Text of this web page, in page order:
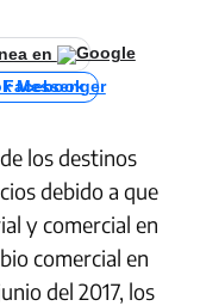
en
Facebook
los destinos
debido a que
y comercial en
comercial en
del 2017, los